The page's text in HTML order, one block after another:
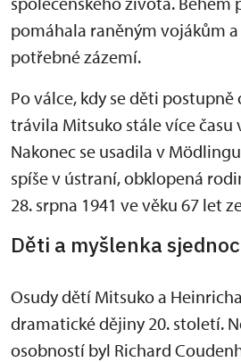
pomáhala raněným vojákům
potřebné zázemí.
Po válce, kdy se děti
trávila Mitsuko stále více času
Nakonec se usadila v
spíše v ústraní, obklopená
28. srpna 1941 ve věku 67 let
Děti a myšlenka
Osudy dětí Mitsuko a
dramatické dějiny 20. století.
osobností byl Richard